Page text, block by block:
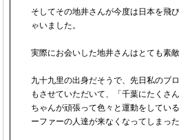
そしてその地井さんが今度は日本を飛
ゃいました。
実際にお会いした地井さんはとても素
九十九里の出身だそうで、先日私のブ
もさせていただいて、「千葉にたくさ
ちゃんが頑張って色々と運動をしてい
ーファーの人達が来なくなってしまっ